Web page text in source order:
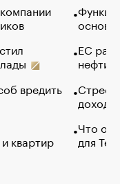
вредить
квартир
основ
ЕС
нефти
Что
для